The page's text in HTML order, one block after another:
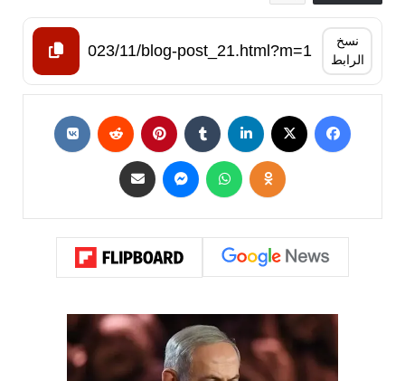
نسخ
الرابط